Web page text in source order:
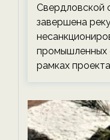
Свердловской
завершена
промышленных
рамках